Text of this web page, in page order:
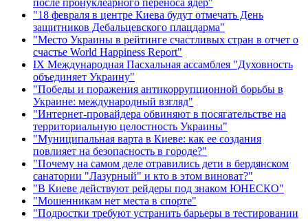
"18 февраля в центре Киева будут отмечать День
защитников Дебальцевского плацдарма"
"Место Украины в рейтинге счастливых стран в отчет о
счастье World Happiness Report"
ІХ Международная Пасхальная ассамблея "Духовность
объединяет Украину"
"Победы и поражения антикоррупционной борьбы в
Украине: международный взгляд"
"Интернет-провайдера обвиняют в посягательстве на
территориальную целостность Украины"
"Муниципальная варта в Киеве: как ее создания
повлияет на безопасность в городе?"
"Почему на самом деле отравились дети в бердянском
санатории "Лазурный" и кто в этом виноват?"
"В Киеве действуют рейдеры под знаком ЮНЕСКО"
"Мошенникам нет места в спорте"
"Подростки требуют устранить барьеры в тестировании